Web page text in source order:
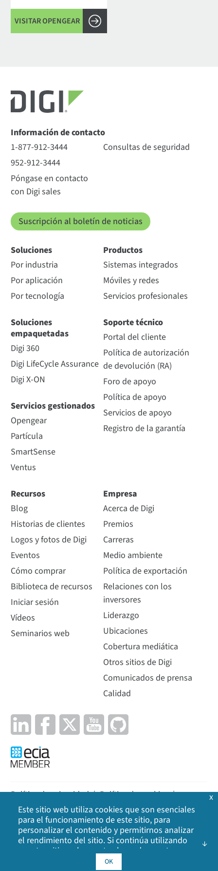
VISITAR OPENGEAR
Información de contacto
1-877-912-3444
952-912-3444
Póngase en contacto
con Digi sales
Consultas de seguridad
Suscripción al boletín de noticias
Soluciones
Por industria
Por aplicación
Por tecnología
Soluciones
empaquetadas
Digi 360
Digi LifeCycle Assurance
Digi X-ON
Servicios gestionados
Opengear
Partícula
SmartSense
Ventus
Productos
Sistemas integrados
Móviles y redes
Servicios profesionales
Soporte técnico
Portal del cliente
Política de autorización
de devolución (RA)
Foro de apoyo
Política de apoyo
Servicios de apoyo
Registro de la garantía
Recursos
Blog
Historias de clientes
Logos y fotos de Digi
Eventos
Cómo comprar
Biblioteca de recursos
Iniciar sesión
Vídeos
Seminarios web
Empresa
Acerca de Digi
Premios
Carreras
Medio ambiente
Política de exportación
Relaciones con los
inversores
Liderazgo
Ubicaciones
Cobertura mediática
Otros sitios de Digi
Comunicados de prensa
Calidad
Política de privacidad | Política de cookies |
Aviso legal | Mapa del sitio
©2026Digi International Inc. Todos los derechos
reservados.
Este sitio web utiliza cookies que son esenciales
para el funcionamiento de este sitio, para
personalizar el contenido y permitirnos analizar
el rendimiento del sitio. Si continúa utilizando
nuestro sitio web, acepta el uso de nuestras
cookies. Haga clic en Aceptar para indicar que
OK
x